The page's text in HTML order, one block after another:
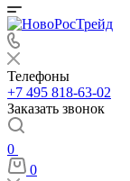
Телефоны
+7 495 818-63-02
Заказать звонок
0
0